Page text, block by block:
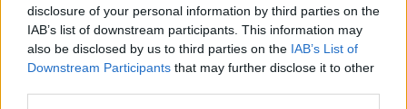
disclosure of your personal information by third parties on the
IAB’s list of downstream participants. This information may
also be disclosed by us to third parties on the IAB’s List of
Downstream Participants that may further disclose it to other